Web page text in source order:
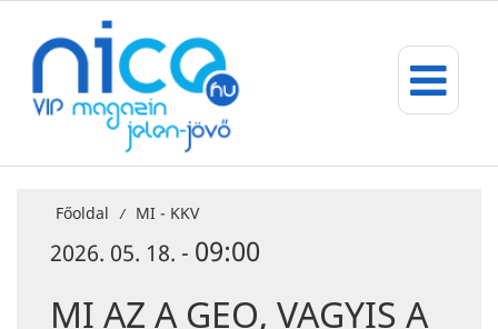
Főoldal / MI - KKV
2026. 05. 18. - 09:00
MI AZ A GEO, VAGYIS A